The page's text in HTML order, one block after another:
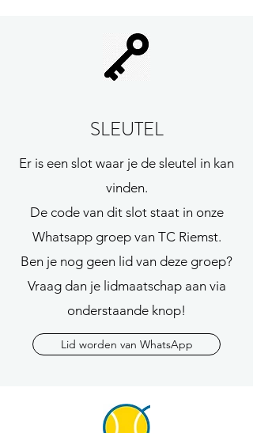
SLEUTEL
Er is een slot waar je de sleutel in kan
vinden.
De code van dit slot staat in onze
Whatsapp groep van TC Riemst.
Ben je nog geen lid van deze groep?
Vraag dan je lidmaatschap aan via
onderstaande knop!
Lid worden van WhatsApp